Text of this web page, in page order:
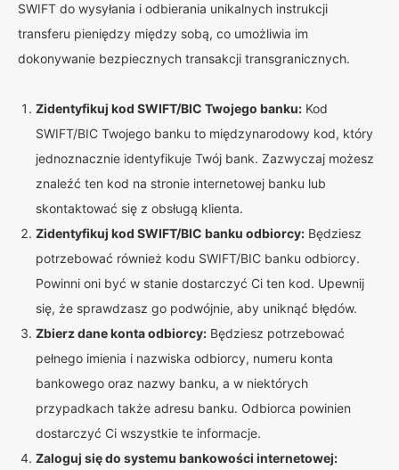
SWIFT do wysyłania i odbierania unikalnych instrukcji
transferu pieniędzy między sobą, co umożliwia im
dokonywanie bezpiecznych transakcji transgranicznych.
Zidentyfikuj kod SWIFT/BIC Twojego banku: Kod
SWIFT/BIC Twojego banku to międzynarodowy kod, który
jednoznacznie identyfikuje Twój bank. Zazwyczaj możesz
znaleźć ten kod na stronie internetowej banku lub
skontaktować się z obsługą klienta.
Zidentyfikuj kod SWIFT/BIC banku odbiorcy: Będziesz
potrzebować również kodu SWIFT/BIC banku odbiorcy.
Powinni oni być w stanie dostarczyć Ci ten kod. Upewnij
się, że sprawdzasz go podwójnie, aby uniknąć błędów.
Zbierz dane konta odbiorcy: Będziesz potrzebować
pełnego imienia i nazwiska odbiorcy, numeru konta
bankowego oraz nazwy banku, a w niektórych
przypadkach także adresu banku. Odbiorca powinien
dostarczyć Ci wszystkie te informacje.
Zaloguj się do systemu bankowości internetowej: